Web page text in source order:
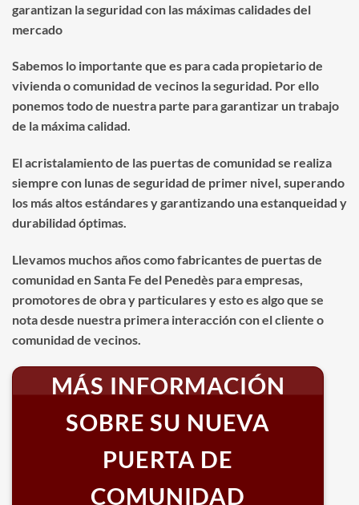
garantizan la seguridad con las máximas calidades del
mercado
Sabemos lo importante que es para cada propietario de
vivienda o comunidad de vecinos la seguridad. Por ello
ponemos todo de nuestra parte para garantizar un trabajo
de la máxima calidad.
El acristalamiento de las puertas de comunidad se realiza
siempre con lunas de seguridad de primer nivel, superando
los más altos estándares y garantizando una estanqueidad y
durabilidad óptimas.
Llevamos muchos años como fabricantes de puertas de
comunidad en Santa Fe del Penedès para empresas,
promotores de obra y particulares y esto es algo que se
nota desde nuestra primera interacción con el cliente o
comunidad de vecinos.
MÁS INFORMACIÓN
SOBRE SU NUEVA
PUERTA DE
COMUNIDAD